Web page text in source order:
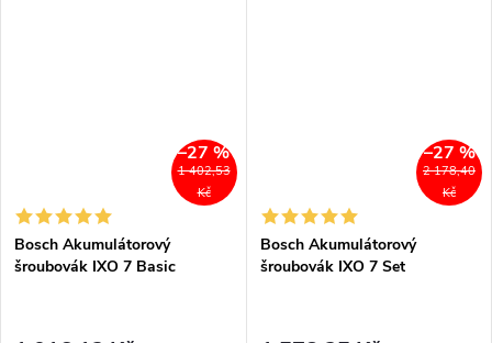
1 402,53
Kč
–27 %
Bosch Akumulátorový
šroubovák IXO 7 Basic
2 178,40
Kč
–27 %
Bosch Akumulátorový
šroubovák IXO 7 Set